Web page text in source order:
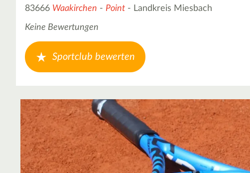
83666 Waakirchen - Point - Landkreis Miesbach
Keine Bewertungen
Sportclub bewerten